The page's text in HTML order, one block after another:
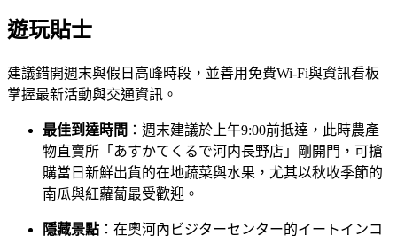
遊玩貼士
建議錯開週末與假日高峰時段，並善用免費Wi-Fi與資訊看板
掌握最新活動與交通資訊。
最佳到達時間 ：週末建議於上午9:00前抵達，此時農產
物直賣所「あすかてくるで河内長野店」剛開門，可搶
購當日新鮮出貨的在地蔬菜與水果，尤其以秋收季節的
南瓜與紅蘿蔔最受歡迎。
隱藏景點 ：在奧河內ビジターセンター的イートインコ